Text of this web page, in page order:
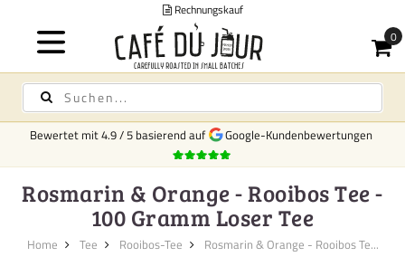
Rechnungskauf
Bewertet mit4.9/5 basierend auf Google-Kundenbewertungen
Rosmarin & Orange - Rooibos Tee -
100 Gramm Loser Tee
Home Tee Rooibos-Tee Rosmarin & Orange - Rooibos Te...